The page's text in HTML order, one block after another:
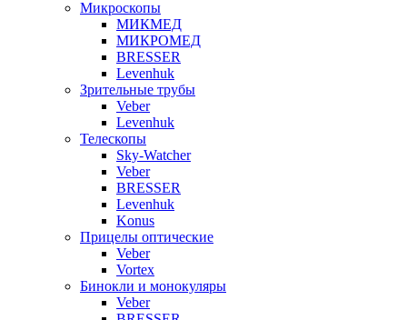
Микроскопы
МИКМЕД
МИКРОМЕД
BRESSER
Levenhuk
Зрительные трубы
Veber
Levenhuk
Телескопы
Sky-Watcher
Veber
BRESSER
Levenhuk
Konus
Прицелы оптические
Veber
Vortex
Бинокли и монокуляры
Veber